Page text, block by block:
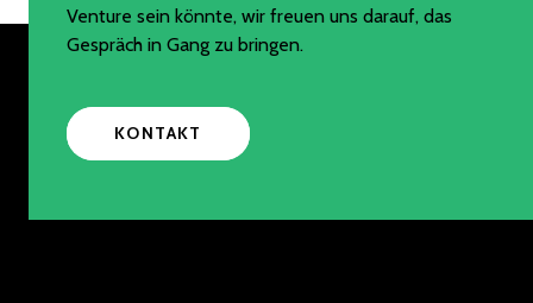
Venture sein könnte, wir freuen uns darauf, das
Gespräch in Gang zu bringen.
KONTAKT